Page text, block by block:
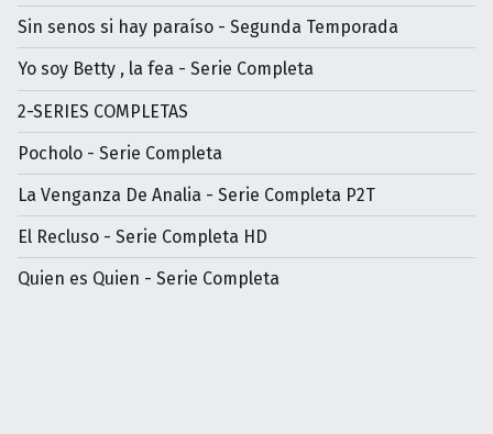
Sin senos si hay paraíso - Segunda Temporada
Yo soy Betty , la fea - Serie Completa
2-SERIES COMPLETAS
Pocholo - Serie Completa
La Venganza De Analia - Serie Completa P2T
El Recluso - Serie Completa HD
Quien es Quien - Serie Completa